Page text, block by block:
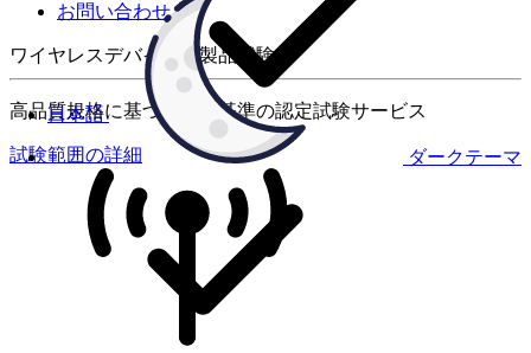
ダークテーマ
日本語
お問い合わせ
ワイヤレスデバイスの製品試験
高品質規格に基づく国際基準の認定試験サービス
試験範囲の詳細